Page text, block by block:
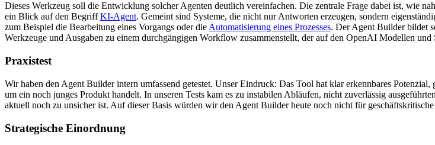
Dieses Werkzeug soll die Entwicklung solcher Agenten deutlich vereinfachen. Die zentrale Frage dabei ist, wie
ein Blick auf den BegriffKI-Agent. Gemeint sind Systeme, die nicht nur Antworten erzeugen, sondern
zum Beispiel die Bearbeitung eines Vorgangs oder die Automatisierung eines Prozesses. Der Agent Builder bildet
Werkzeuge und Ausgaben zu einem durchgängigen Workflow zusammenstellt, der auf den OpenAI Modellen und
Praxistest
Wir haben den Agent Builder intern umfassend getestet. Unser Eindruck: Das Tool hat klar erkennbares
um ein noch junges Produkt handelt. In unseren Tests kam es zu instabilen Abläufen, nicht zuverlässig
aktuell noch zu unsicher ist. Auf dieser Basis würden wir den Agent Builder heute noch nicht für geschäftskritische
Strategische Einordnung